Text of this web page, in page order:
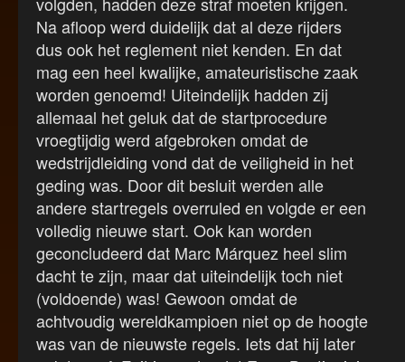
Na afloop werd duidelijk dat al deze rijders
dus ook het reglement niet kenden. En dat
mag een heel kwalijke, amateuristische zaak
worden genoemd! Uiteindelijk hadden zij
allemaal het geluk dat de startprocedure
vroegtijdig werd afgebroken omdat de
wedstrijdleiding vond dat de veiligheid in het
geding was. Door dit besluit werden alle
andere startregels overruled en volgde er een
volledig nieuwe start. Ook kan worden
geconcludeerd dat Marc Márquez heel slim
dacht te zijn, maar dat uiteindelijk toch niet
(voldoende) was! Gewoon omdat de
achtvoudig wereldkampioen niet op de hoogte
was van de nieuwste regels. Iets dat hij later